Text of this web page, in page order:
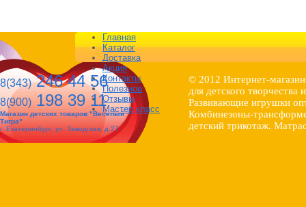
Главная
Каталог
Доставка
Акция
Контакты
Полезное
Отзывы
Мастер класс
8(343)246 44 56
8(900)198 39 11
Магазин детских товаров "Веселый
Тигра"
г. Екатеринбург, ул. Заводская, д.27
© 2012 Интернет-
для детского
Развивающие игрушки
Комбинезоны-
детский трикотаж.